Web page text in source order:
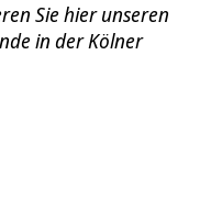
Sie hier unseren
in der Kölner